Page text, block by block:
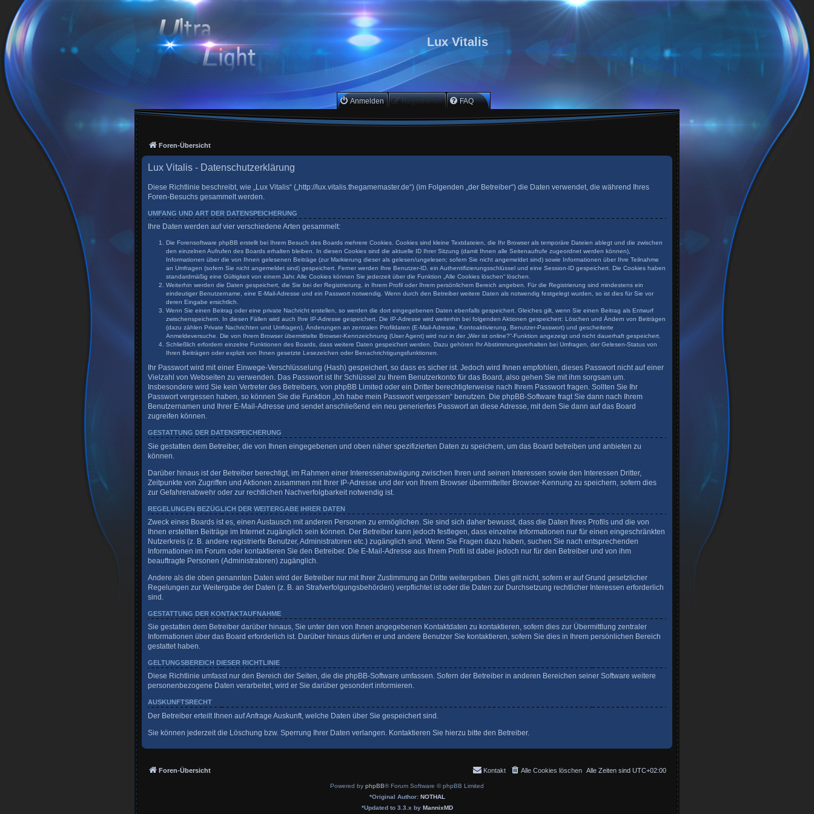
Lux Vitalis
Anmelden Registrieren FAQ
Foren-Übersicht
Lux Vitalis - Datenschutzerklärung
Diese Richtlinie beschreibt, wie „Lux Vitalis“ („http://lux.vitalis.thegamemaster.de“) (im Folgenden „der Betreiber“) die Daten verwendet, die während Ihres
Foren-Besuchs gesammelt werden.
UMFANG UND ART DER DATENSPEICHERUNG
Ihre Daten werden auf vier verschiedene Arten gesammelt:
Die Forensoftware phpBB erstellt bei Ihrem Besuch des Boards mehrere Cookies. Cookies sind kleine Textdateien, die Ihr Browser als temporäre Dateien ablegt und die zwischen
den einzelnen Aufrufen des Boards erhalten bleiben. In diesen Cookies sind die aktuelle ID Ihrer Sitzung (damit Ihnen alle Seitenaufrufe zugeordnet werden können),
Informationen über die von Ihnen gelesenen Beiträge (zur Markierung dieser als gelesen/ungelesen; sofern Sie nicht angemeldet sind) sowie Informationen über Ihre Teilnahme
an Umfragen (sofern Sie nicht angemeldet sind) gespeichert. Ferner werden Ihre Benutzer-ID, ein Authentifizierungsschlüssel und eine Session-ID gespeichert. Die Cookies haben
standardmäßig eine Gültigkeit von einem Jahr. Alle Cookies können Sie jederzeit über die Funktion „Alle Cookies löschen“ löschen.
Weiterhin werden die Daten gespeichert, die Sie bei der Registrierung, in Ihrem Profil oder Ihrem persönlichem Bereich angeben. Für die Registrierung sind mindestens ein
eindeutiger Benutzername, eine E-Mail-Adresse und ein Passwort notwendig. Wenn durch den Betreiber weitere Daten als notwendig festgelegt wurden, so ist dies für Sie vor
deren Eingabe ersichtlich.
Wenn Sie einen Beitrag oder eine private Nachricht erstellen, so werden die dort eingegebenen Daten ebenfalls gespeichert. Gleiches gilt, wenn Sie einen Beitrag als Entwurf
zwischenspeichern. In diesen Fällen wird auch Ihre IP-Adresse gespeichert. Die IP-Adresse wird weiterhin bei folgenden Aktionen gespeichert: Löschen und Ändern von Beiträgen
(dazu zählen Private Nachrichten und Umfragen), Änderungen an zentralen Profildaten (E-Mail-Adresse, Kontoaktivierung, Benutzer-Passwort) und gescheiterte
Anmeldeversuche. Die von Ihrem Browser übermittelte Browser-Kennzeichnung (User Agent) wird nur in der „Wer ist online?“-Funktion angezeigt und nicht dauerhaft gespeichert.
Schließlich erfordern einzelne Funktionen des Boards, dass weitere Daten gespeichert werden. Dazu gehören Ihr Abstimmungsverhalten bei Umfragen, der Gelesen-Status von
Ihren Beiträgen oder explizit von Ihnen gesetzte Lesezeichen oder Benachrichtigungsfunktionen.
Ihr Passwort wird mit einer Einwege-Verschlüsselung (Hash) gespeichert, so dass es sicher ist. Jedoch wird Ihnen empfohlen, dieses Passwort nicht auf einer
Vielzahl von Webseiten zu verwenden. Das Passwort ist Ihr Schlüssel zu Ihrem Benutzerkonto für das Board, also gehen Sie mit ihm sorgsam um.
Insbesondere wird Sie kein Vertreter des Betreibers, von phpBB Limited oder ein Dritter berechtigterweise nach Ihrem Passwort fragen. Sollten Sie Ihr
Passwort vergessen haben, so können Sie die Funktion „Ich habe mein Passwort vergessen“ benutzen. Die phpBB-Software fragt Sie dann nach Ihrem
Benutzernamen und Ihrer E-Mail-Adresse und sendet anschließend ein neu generiertes Passwort an diese Adresse, mit dem Sie dann auf das Board
zugreifen können.
GESTATTUNG DER DATENSPEICHERUNG
Sie gestatten dem Betreiber, die von Ihnen eingegebenen und oben näher spezifizierten Daten zu speichern, um das Board betreiben und anbieten zu
können.
Darüber hinaus ist der Betreiber berechtigt, im Rahmen einer Interessenabwägung zwischen Ihren und seinen Interessen sowie den Interessen Dritter,
Zeitpunkte von Zugriffen und Aktionen zusammen mit Ihrer IP-Adresse und der von Ihrem Browser übermittelter Browser-Kennung zu speichern, sofern dies
zur Gefahrenabwehr oder zur rechtlichen Nachverfolgbarkeit notwendig ist.
REGELUNGEN BEZÜGLICH DER WEITERGABE IHRER DATEN
Zweck eines Boards ist es, einen Austausch mit anderen Personen zu ermöglichen. Sie sind sich daher bewusst, dass die Daten Ihres Profils und die von
Ihnen erstellten Beiträge im Internet zugänglich sein können. Der Betreiber kann jedoch festlegen, dass einzelne Informationen nur für einen eingeschränkten
Nutzerkreis (z. B. andere registrierte Benutzer, Administratoren etc.) zugänglich sind. Wenn Sie Fragen dazu haben, suchen Sie nach entsprechenden
Informationen im Forum oder kontaktieren Sie den Betreiber. Die E-Mail-Adresse aus Ihrem Profil ist dabei jedoch nur für den Betreiber und von ihm
beauftragte Personen (Administratoren) zugänglich.
Andere als die oben genannten Daten wird der Betreiber nur mit Ihrer Zustimmung an Dritte weitergeben. Dies gilt nicht, sofern er auf Grund gesetzlicher
Regelungen zur Weitergabe der Daten (z. B. an Strafverfolgungsbehörden) verpflichtet ist oder die Daten zur Durchsetzung rechtlicher Interessen erforderlich
sind.
GESTATTUNG DER KONTAKTAUFNAHME
Sie gestatten dem Betreiber darüber hinaus, Sie unter den von Ihnen angegebenen Kontaktdaten zu kontaktieren, sofern dies zur Übermittlung zentraler
Informationen über das Board erforderlich ist. Darüber hinaus dürfen er und andere Benutzer Sie kontaktieren, sofern Sie dies in Ihrem persönlichen Bereich
gestattet haben.
GELTUNGSBEREICH DIESER RICHTLINIE
Diese Richtlinie umfasst nur den Bereich der Seiten, die die phpBB-Software umfassen. Sofern der Betreiber in anderen Bereichen seiner Software weitere
personenbezogene Daten verarbeitet, wird er Sie darüber gesondert informieren.
AUSKUNFTSRECHT
Der Betreiber erteilt Ihnen auf Anfrage Auskunft, welche Daten über Sie gespeichert sind.
Sie können jederzeit die Löschung bzw. Sperrung Ihrer Daten verlangen. Kontaktieren Sie hierzu bitte den Betreiber.
Foren-Übersicht Alle Zeiten sind UTC+02:00
Alle Cookies löschen
Kontakt
Powered by phpBB® Forum Software © phpBB Limited
*Original Author: NOTHAL
*Updated to 3.3.x by MannixMD